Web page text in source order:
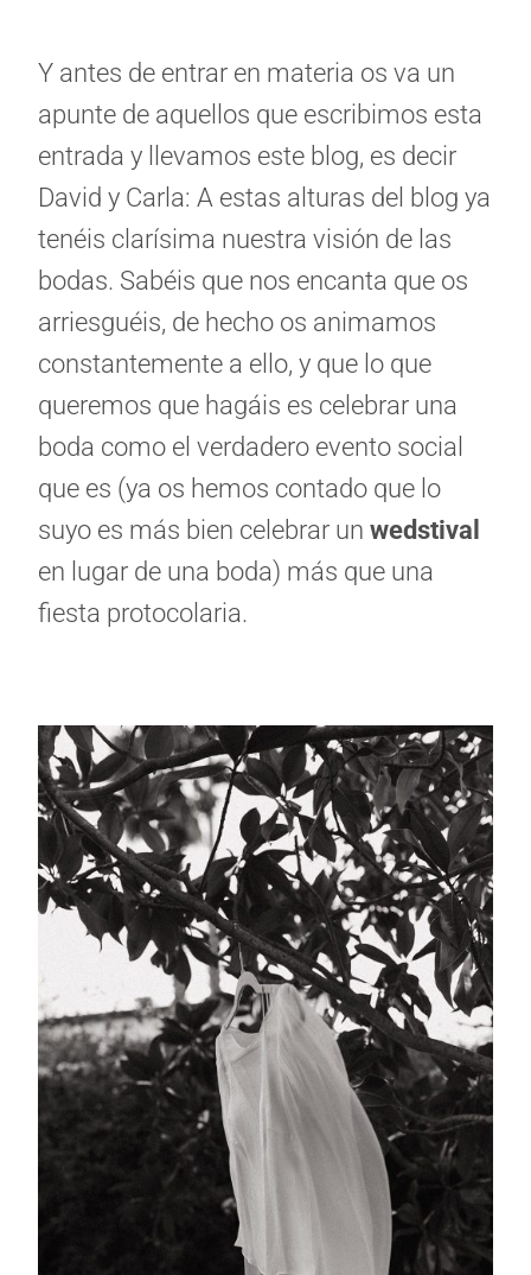
Y antes de entrar en materia os va un
apunte de aquellos que escribimos esta
entrada y llevamos este blog, es decir
David y Carla: A estas alturas del blog ya
tenéis clarísima nuestra visión de las
bodas. Sabéis que nos encanta que os
arriesguéis, de hecho os animamos
constantemente a ello, y que lo que
queremos que hagáis es celebrar una
boda como el verdadero evento social
que es (ya os hemos contado que lo
suyo es más bien celebrar un wedstival
en lugar de una boda) más que una
fiesta protocolaria.